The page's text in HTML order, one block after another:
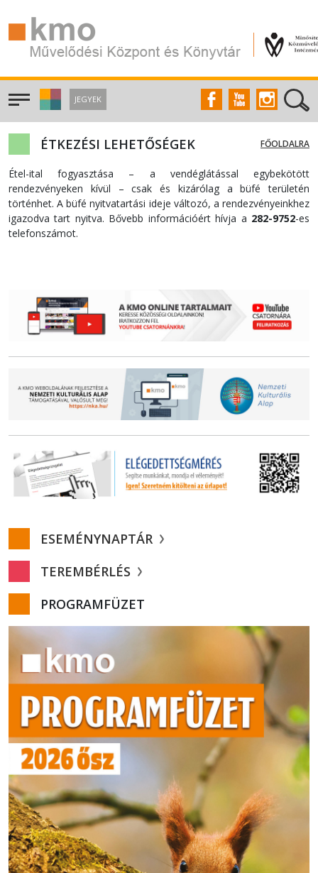
JEGYEK
ÉTKEZÉSI LEHETŐSÉGEK FŐOLDALRA
Étel-ital fogyasztása – a vendéglátással egybekötött
rendezvényeken kívül – csak és kizárólag a büfé területén
történhet. A büfé nyitvatartási ideje változó, a rendezvényeinkhez
igazodva tart nyitva. Bővebb információért hívja a 282-9752-es
telefonszámot.
ESEMÉNYNAPTÁR
TEREMBÉRLÉS
PROGRAMFÜZET